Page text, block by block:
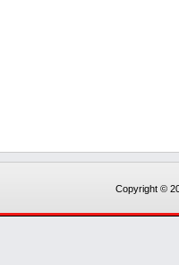
Copyright ©